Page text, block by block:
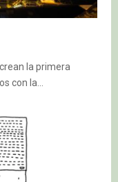
la primera
con la...